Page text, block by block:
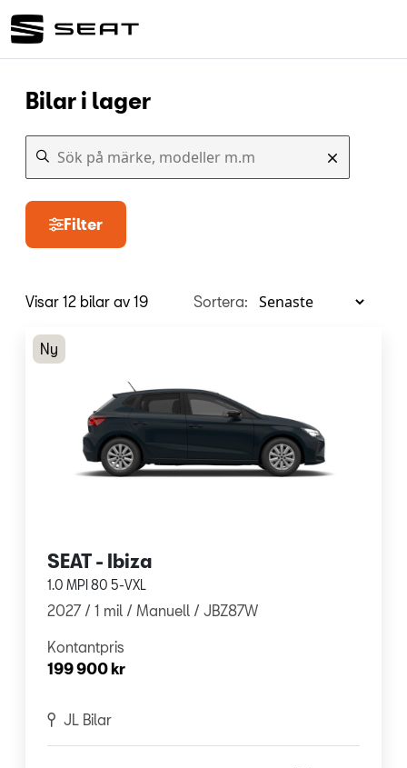
Bilar i lager
Filter
Visar 12 bilar av 19 Sortera:
Ny
SEAT - Ibiza
1.0 MPI 80 5-VXL
2027 / 1 mil / Manuell / JBZ87W
Kontantpris
199 900 kr
JL Bilar